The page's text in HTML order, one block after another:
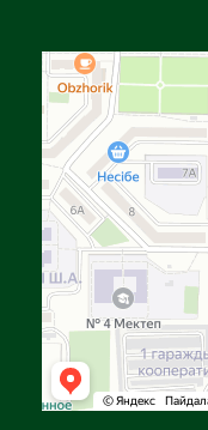
Яндекс Карталар —